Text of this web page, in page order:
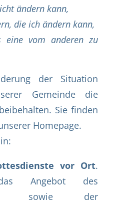
ändern kann,
die ich ändern kann,
eine vom anderen zu
der Situation
Gemeinde die
Sie finden
Homepage.
vor Ort.
Angebot des
der